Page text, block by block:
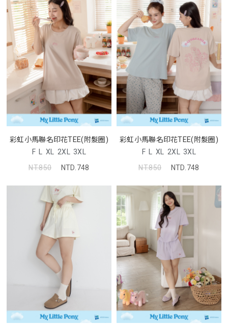
彩虹小馬聯名印花TEE(附髮圈)
F L XL 2XL 3XL
NT.850
NTD.748
彩虹小馬聯名印花TEE(附髮圈)
F L XL 2XL 3XL
NT.850
NTD.748